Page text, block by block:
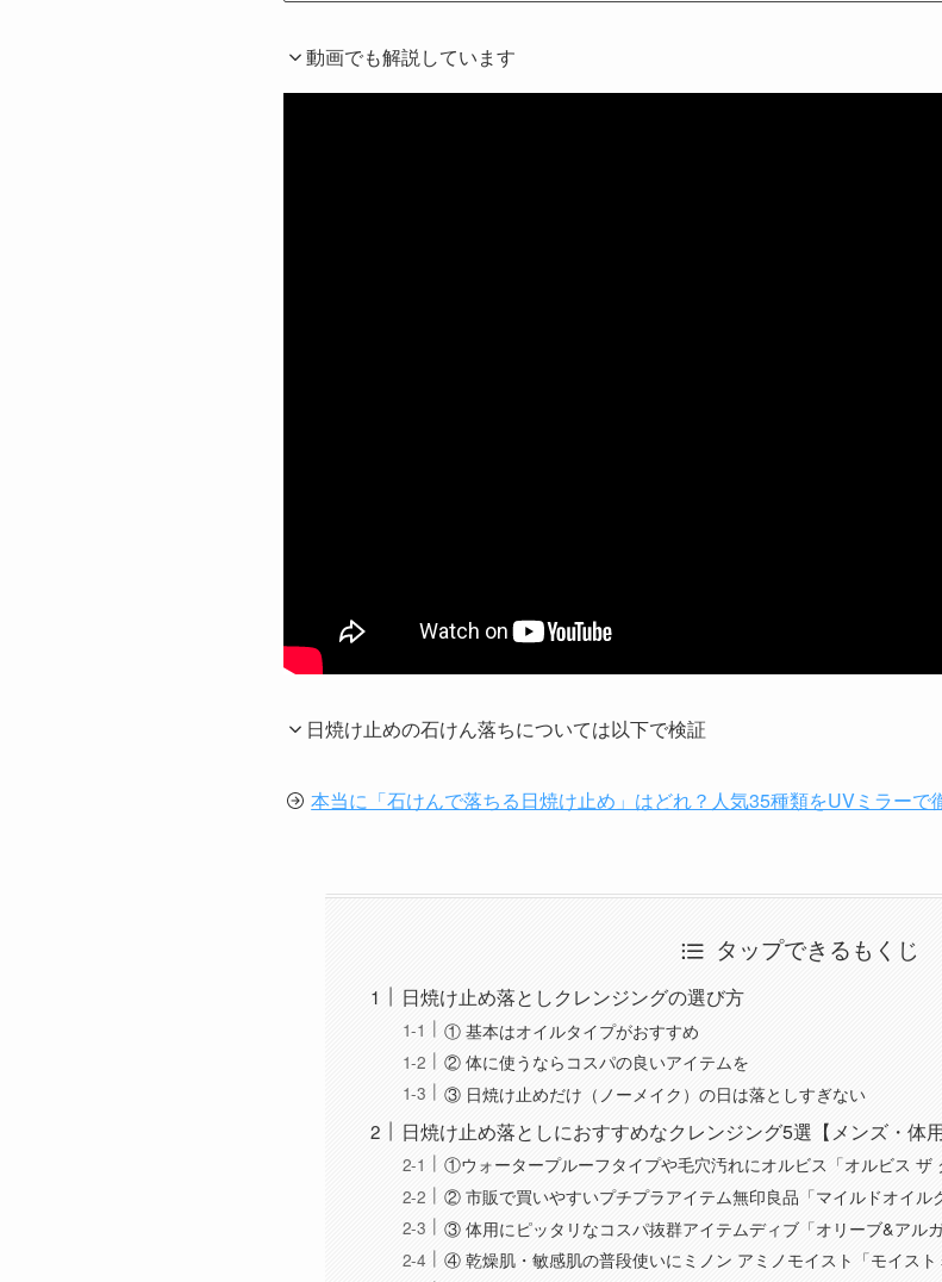
動画でも解説しています
日焼け止めの石けん落ちについては以下で検証
本当に「石けんで落ちる日焼け止め」はどれ？人気35種類をUVミラーで
タップできるもくじ
日焼け止め落としクレンジングの選び方
① 基本はオイルタイプがおすすめ
② 体に使うならコスパの良いアイテムを
③ 日焼け止めだけ（ノーメイク）の日は落としすぎない
日焼け止め落としにおすすめなクレンジング5選【メンズ・体用
①ウォータープルーフタイプや毛穴汚れにオルビス「オルビス ザ
② 市販で買いやすいプチプラアイテム無印良品「マイルドオイル
③ 体用にピッタリなコスパ抜群アイテムディブ「オリーブ&アル
④ 乾燥肌・敏感肌の普段使いにミノン アミノモイスト「モイスト